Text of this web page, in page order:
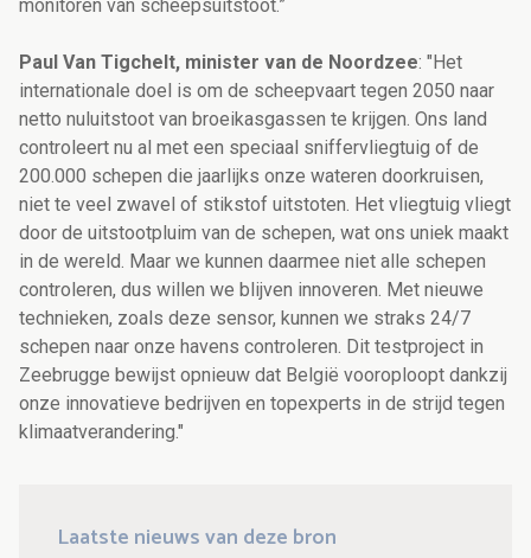
monitoren van scheepsuitstoot.”
Paul Van Tigchelt, minister van de Noordzee: "Het
internationale doel is om de scheepvaart tegen 2050 naar
netto nuluitstoot van broeikasgassen te krijgen. Ons land
controleert nu al met een speciaal sniffervliegtuig of de
200.000 schepen die jaarlijks onze wateren doorkruisen,
niet te veel zwavel of stikstof uitstoten. Het vliegtuig vliegt
door de uitstootpluim van de schepen, wat ons uniek maakt
in de wereld. Maar we kunnen daarmee niet alle schepen
controleren, dus willen we blijven innoveren. Met nieuwe
technieken, zoals deze sensor, kunnen we straks 24/7
schepen naar onze havens controleren. Dit testproject in
Zeebrugge bewijst opnieuw dat België vooroploopt dankzij
onze innovatieve bedrijven en topexperts in de strijd tegen
klimaatverandering."
Laatste nieuws van deze bron